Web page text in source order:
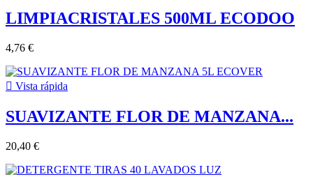
LIMPIACRISTALES 500ML ECODOO
4,76 €
 Vista rápida
SUAVIZANTE FLOR DE MANZANA...
20,40 €